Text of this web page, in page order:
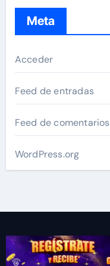
Meta
Acceder
Feed de entradas
Feed de comentarios
WordPress.org